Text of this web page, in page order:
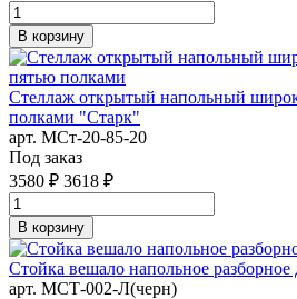
В корзину
Стеллаж открытый напольный
полками "Старк"
арт. MСт-20-85-20
Под заказ
3580 ₽ 3618 ₽
В корзину
Стойка вешало напольное
арт. MСТ-002-Л(черн)